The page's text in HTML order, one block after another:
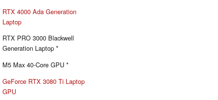
RTX 4000 Ada Generation
Laptop
RTX PRO 3000 Blackwell
Generation Laptop *
M5 Max 40-Core GPU *
GeForce RTX 3080 Ti Laptop
GPU